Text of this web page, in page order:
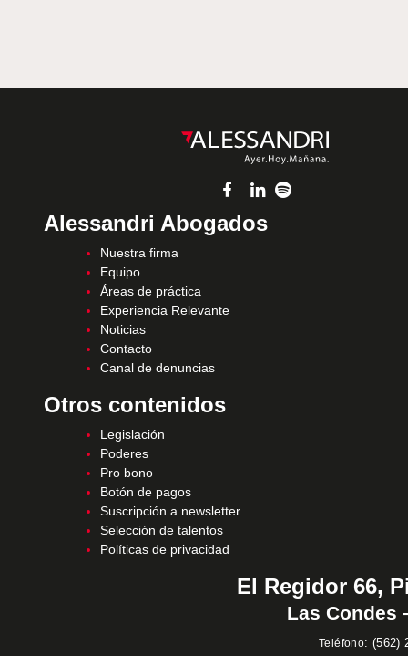
Alessandri Abogados
Nuestra firma
Equipo
Áreas de práctica
Experiencia Relevante
Noticias
Contacto
Canal de denuncias
Otros contenidos
Legislación
Poderes
Pro bono
Botón de pagos
Suscripción a newsletter
Selección de talentos
Políticas de privacidad
El Regidor 66,
Las Condes
Teléfono: (562)